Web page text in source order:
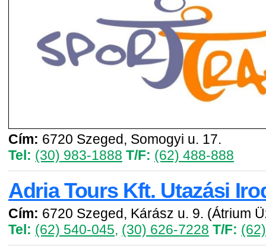
Cím: 6720 Szeged, Somogyi u. 17.
Tel: (30) 983-1888 T/F: (62) 488-888
Adria Tours Kft. Utazási
Cím: 6720 Szeged, Kárász u. 9. (Átrium
Tel: (62) 540-045, (30) 626-7228 T/F: